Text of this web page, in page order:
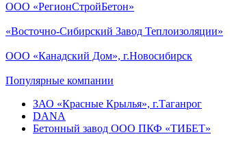
ООО «РегионСтройБетон»
«Восточно-Сибирский Завод Теплоизоляции»
ООО «Канадский Дом», г.Новосибирск
Популярные компании
ЗАО «Красные Крылья», г.Таганрог
DANA
Бетонный завод ООО ПКФ «ТИБЕТ»